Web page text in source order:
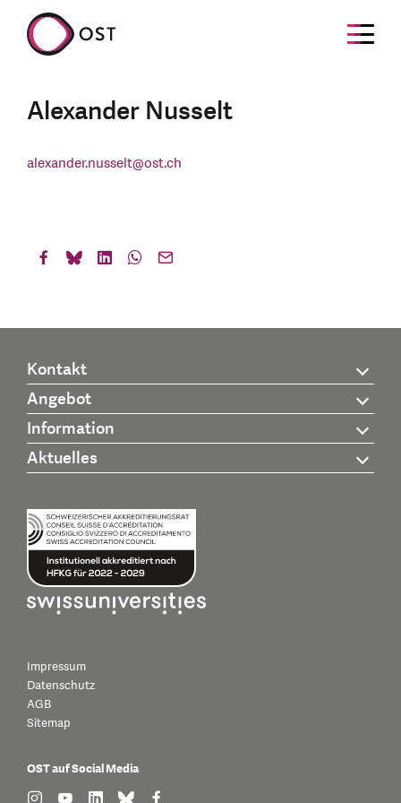
Alexander Nusselt
alexander.nusselt@ost.ch
Kontakt
Angebot
Information
Aktuelles
Impressum
Datenschutz
AGB
Sitemap
OST auf Social Media